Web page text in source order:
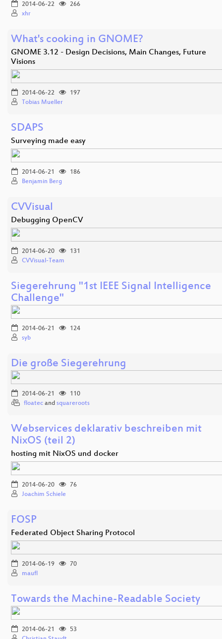
2014-06-22
266
xhr
What's cooking in GNOME?
GNOME 3.12 - Design Decisions, Main Changes, Future
Visions
2014-06-22
197
Tobias Mueller
SDAPS
Surveying made easy
2014-06-21
186
Benjamin Berg
CVVisual
Debugging OpenCV
2014-06-20
131
CVVisual-Team
Siegerehrung "1st IEEE Signal Intelligence
Challenge"
2014-06-21
124
syb
Die große Siegerehrung
2014-06-21
110
floatec and squareroots
Webservices deklarativ beschreiben mit
NixOS (teil 2)
hosting mit NixOS und docker
2014-06-20
76
Joachim Schiele
FOSP
Federated Object Sharing Protocol
2014-06-19
70
maufl
Towards the Machine-Readable Society
2014-06-21
53